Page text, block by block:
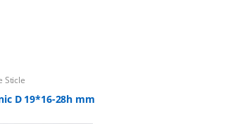
Sticle
D 19*16-28h mm